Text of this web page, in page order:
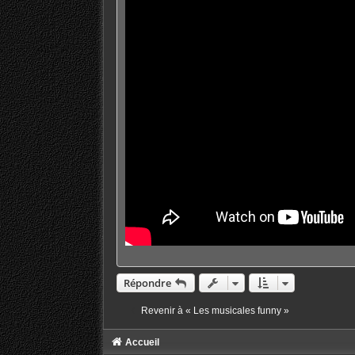
Répondre
Revenir à « Les musicales funny »
Accueil